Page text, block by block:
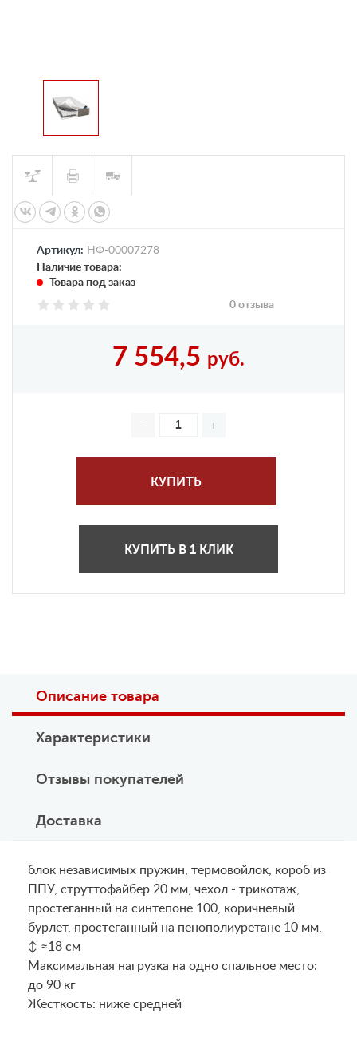
Артикул: НФ-00007278
Наличие товара:
Товара под заказ
0 отзыва
7 554,5 руб.
КУПИТЬ
КУПИТЬ В 1 КЛИК
Описание товара
Характеристики
Отзывы покупателей
Доставка
блок независимых пружин, термовойлок, короб из
ППУ, струттофайбер 20 мм, чехол - трикотаж,
простеганный на синтепоне 100, коричневый
бурлет, простеганный на пенополиуретане 10 мм,
↕ ≈18 см
Maксимальная нагрузка на одно спальное место:
до 90 кг
Жесткость: ниже средней